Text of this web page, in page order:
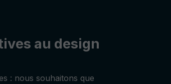
au design
: nous souhaitons que